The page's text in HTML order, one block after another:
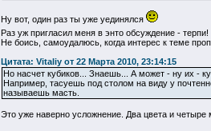
Ну вот, один раз ты уже уединялся
Раз уж пригласил меня в энто обсуждение -
Не боись, самоудалюсь, когда интерес к теме
Цитата: Vitaliy от 22 Марта 2010, 23:14:15
Но насчет кубиков... Знаешь... А может - ну их -
Например, тасуешь под столом на виду у
называешь масть.
Это уже наверно усложнение. Два цвета и